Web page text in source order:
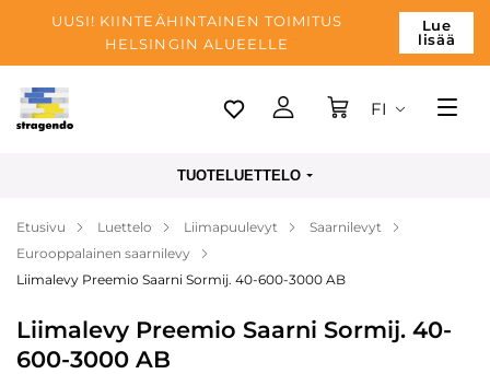
UUSI! KIINTEÄHINTAINEN TOIMITUS
HELSINGIN ALUEELLE
Lue
lisää
Tallinn
Maksu
Yrityksen
Blogi
Yhteystiedot
FI
TUOTELUETTELO
Etusivu Luettelo Liimapuulevyt
Saarnilevyt
Eurooppalainen saarnilevy
Liimalevy Preemio Saarni Sormij. 40-600-3000 AB
Liimalevy Preemio Saarni Sormij. 40-
600-3000 AB